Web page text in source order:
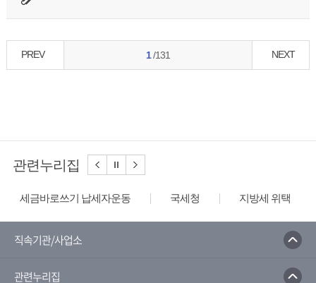
PREV 1/131 NEXT
관련누리집
세금바로쓰기 납세자운동 국세청 지방세 위택스
직속기관/사업소
관련누리집